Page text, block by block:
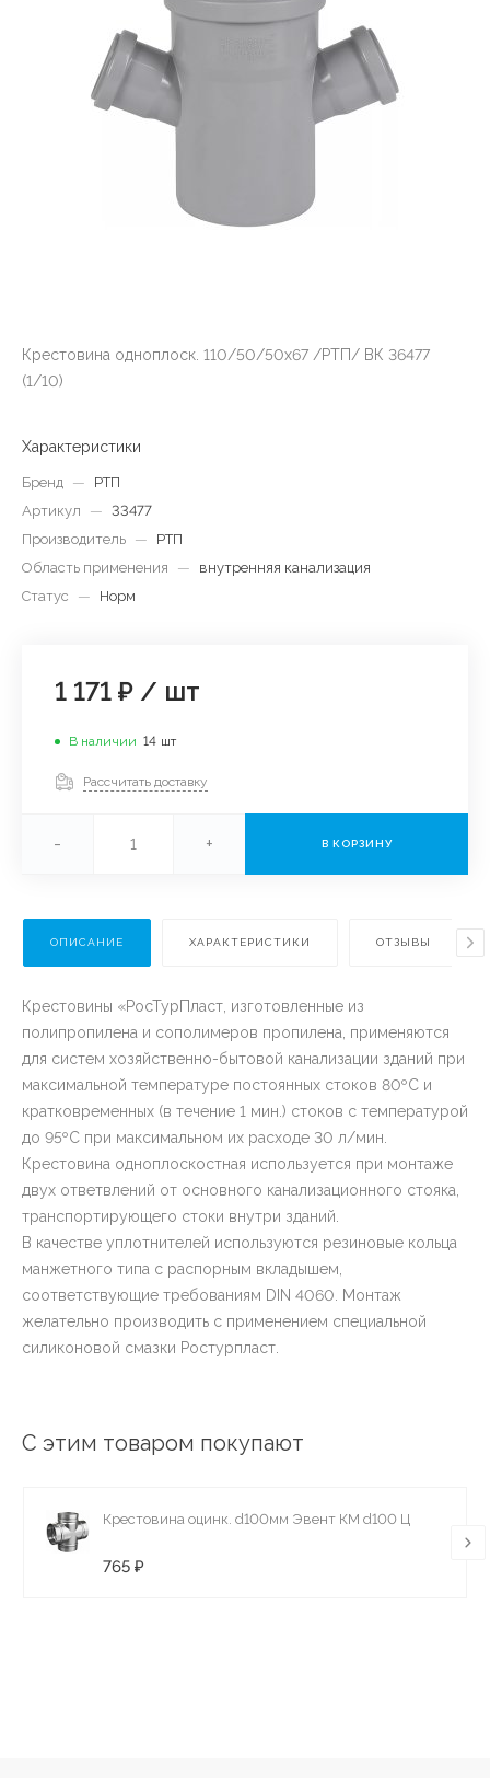
Крестовина одноплоск. 110/50/50х67 /РТП/ ВК 36477
(1/10)
Характеристики
Бренд —
РТП
Артикул
— 33477
Производитель —
РТП
Область применения
—
внутренняя канализация
Статус
— Норм
1 171 ₽ / шт
В наличии 14 шт
Рассчитать доставку
- + В КОРЗИНУ
ОПИСАНИЕ ХАРАКТЕРИСТИКИ ОТЗЫВЫ
Крестовины «РосТурПласт, изготовленные из
полипропилена и сополимеров пропилена, применяются
для систем хозяйственно-бытовой канализации зданий при
максимальной температуре постоянных стоков 80ºС и
кратковременных (в течение 1 мин.) стоков с температурой
до 95ºС при максимальном их расходе 30 л/мин.
Крестовина одноплоскостная используется при монтаже
двух ответвлений от основного канализационного стояка,
транспортирующего стоки внутри зданий.
В качестве уплотнителей используются резиновые кольца
манжетного типа с распорным вкладышем,
соответствующие требованиям DIN 4060. Монтаж
желательно производить с применением специальной
силиконовой смазки Ростурпласт.
С этим товаром покупают
Крестовина оцинк. d100мм Эвент КМ d100 Ц
765 ₽